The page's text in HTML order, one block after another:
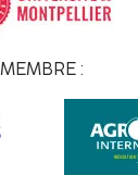
MEMBRE :